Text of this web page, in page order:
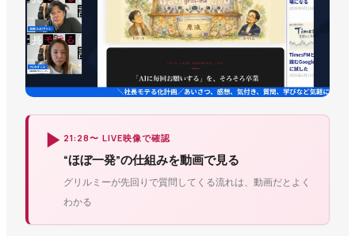
▶ 21:28〜 LIVE映像で確認
“ほぼ一発”の仕組みを動画で見る
グリルミーが先回りで質問してくる流れは、動画だとよく
わかる